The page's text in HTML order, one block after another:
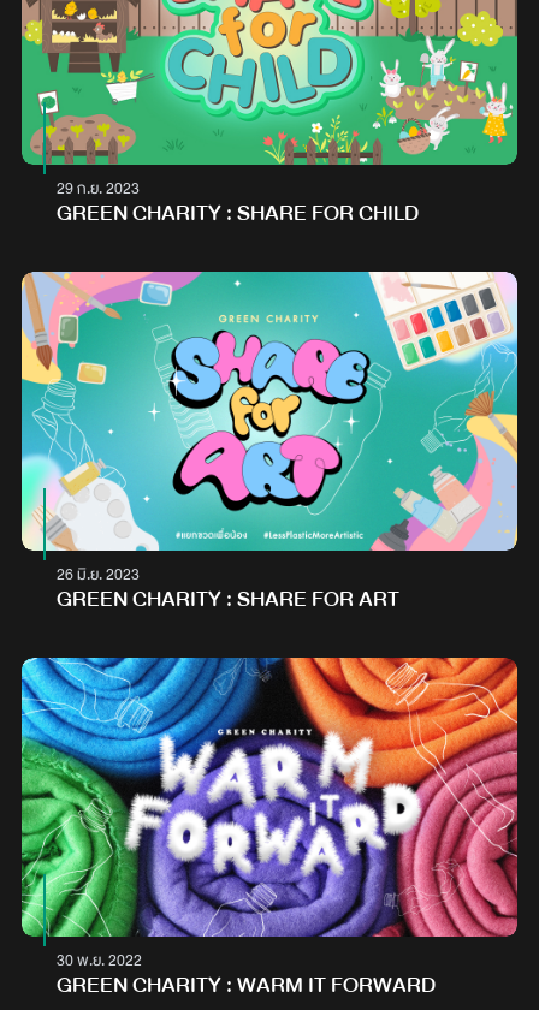
29 ก.ย. 2023
GREEN CHARITY : SHARE FOR CHILD
26 มิ.ย. 2023
GREEN CHARITY : SHARE FOR ART
30 พ.ย. 2022
GREEN CHARITY : WARM IT FORWARD